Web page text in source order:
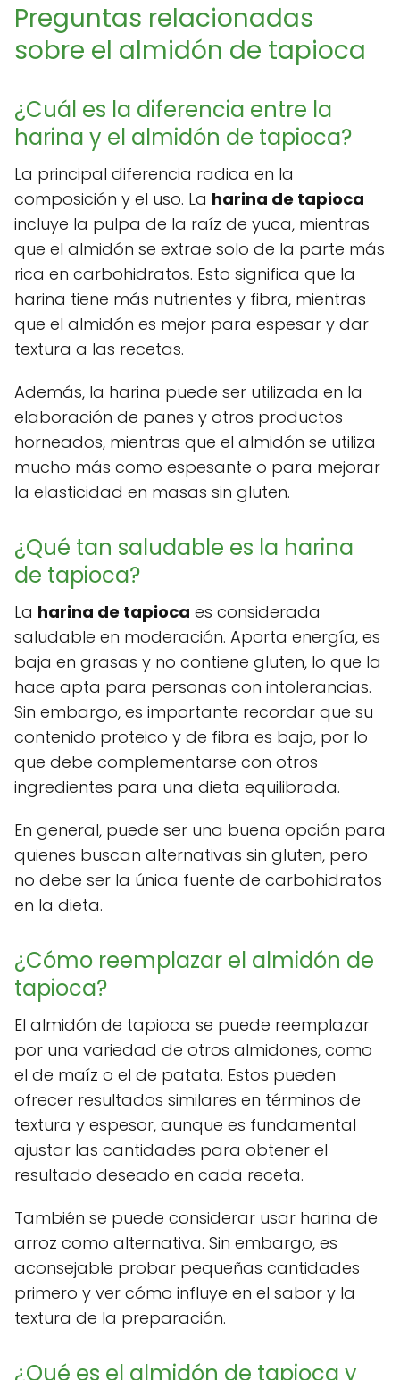
Preguntas relacionadas
sobre el almidón de tapioca
¿Cuál es la diferencia entre la
harina y el almidón de tapioca?
La principal diferencia radica en la
composición y el uso. La harina de tapioca
incluye la pulpa de la raíz de yuca, mientras
que el almidón se extrae solo de la parte más
rica en carbohidratos. Esto significa que la
harina tiene más nutrientes y fibra, mientras
que el almidón es mejor para espesar y dar
textura a las recetas.
Además, la harina puede ser utilizada en la
elaboración de panes y otros productos
horneados, mientras que el almidón se utiliza
mucho más como espesante o para mejorar
la elasticidad en masas sin gluten.
¿Qué tan saludable es la harina
de tapioca?
La harina de tapioca es considerada
saludable en moderación. Aporta energía, es
baja en grasas y no contiene gluten, lo que la
hace apta para personas con intolerancias.
Sin embargo, es importante recordar que su
contenido proteico y de fibra es bajo, por lo
que debe complementarse con otros
ingredientes para una dieta equilibrada.
En general, puede ser una buena opción para
quienes buscan alternativas sin gluten, pero
no debe ser la única fuente de carbohidratos
en la dieta.
¿Cómo reemplazar el almidón de
tapioca?
El almidón de tapioca se puede reemplazar
por una variedad de otros almidones, como
el de maíz o el de patata. Estos pueden
ofrecer resultados similares en términos de
textura y espesor, aunque es fundamental
ajustar las cantidades para obtener el
resultado deseado en cada receta.
También se puede considerar usar harina de
arroz como alternativa. Sin embargo, es
aconsejable probar pequeñas cantidades
primero y ver cómo influye en el sabor y la
textura de la preparación.
¿Qué es el almidón de tapioca y